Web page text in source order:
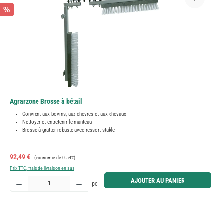
%
Agrarzone Brosse à bétail
Convient aux bovins, aux chèvres et aux chevaux
Nettoyer et entretenir le manteau
Brosse à gratter robuste avec ressort stable
Prix de vente :
92,49 € Prix régulier :
(économie de 0.54%)
Prix TTC, frais de livraison en sus
Quantité de produit : Entrez la quantité souhaitée ou utilisez les boutons pour augmenter ou
pc AJOUTER AU PANIER